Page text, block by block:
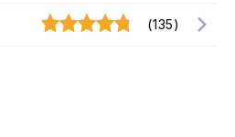
(135)